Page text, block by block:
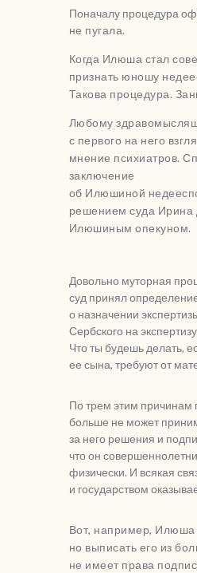
Поначалу процедура
не пугала.
Когда Илюша стал
признать юношу
Такова процедура.
Любому
с первого на него
мнение психиатров.
заключение
об Илюшиной
решением суда Ирина
Илюшиным опекуном.
Довольно муторная
суд принял
о назначении
Сербского на
Что ты будешь делать,
ее сына, требуют от
По трем этим причинам
больше не может
за него решения и
что он
физически. И всякая
и государством
Вот, например, Илюша
но выписать его из
не имеет права